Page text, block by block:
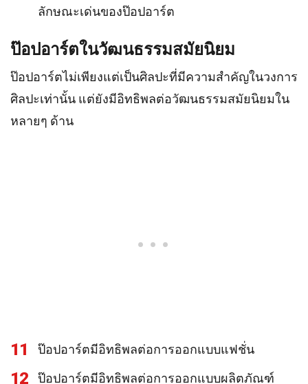
ลักษณะเด่นของป๊อปอาร์ต
ป๊อปอาร์ตในวัฒนธรรมสมัยนิยม
ป๊อปอาร์ตไม่เพียงแต่เป็นศิลปะที่มีความสำคัญในวงการ
ศิลปะเท่านั้น แต่ยังมีอิทธิพลต่อวัฒนธรรมสมัยนิยมใน
หลายๆ ด้าน
11 ป๊อปอาร์ตมีอิทธิพลต่อการออกแบบแฟชั่น
12 ป๊อปอาร์ตมีอิทธิพลต่อการออกแบบผลิตภัณฑ์